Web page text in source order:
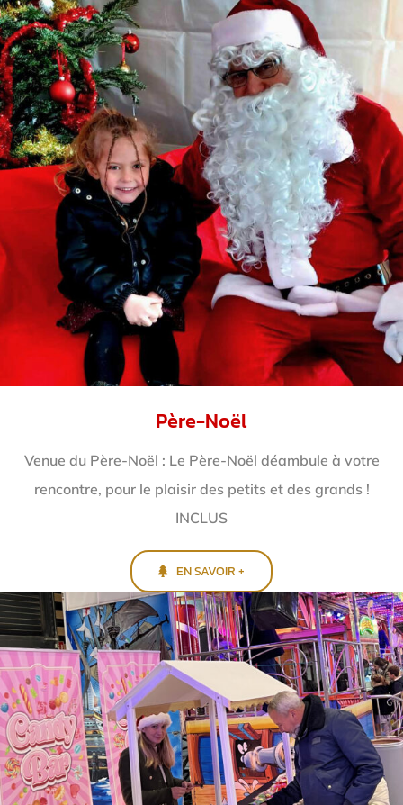
Père-Noël
Venue du Père-Noël : Le Père-Noël déambule à votre
rencontre, pour le plaisir des petits et des grands !
INCLUS
EN SAVOIR +